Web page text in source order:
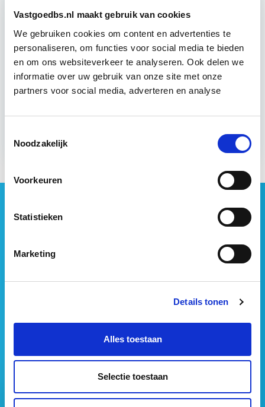
Vastgoedbs.nl maakt gebruik van cookies
We gebruiken cookies om content en advertenties te
personaliseren, om functies voor social media te bieden
en om ons websiteverkeer te analyseren. Ook delen we
informatie over uw gebruik van onze site met onze
partners voor social media, adverteren en analyse
Noodzakelijk
Voorkeuren
Statistieken
Marketing
Details tonen
Alles toestaan
Selectie toestaan
6 uur per week
Eerstvolgende startdatum
di 8 sep 2026 - Utrecht of Online
Wij vatten het laatste vastgoednieuws uit diverse
vastgoedtrends. Schrijf je in voor onze gratis